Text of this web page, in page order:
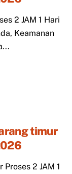
2 JAM 1 Hari
Keamanan
timur
2 JAM 1